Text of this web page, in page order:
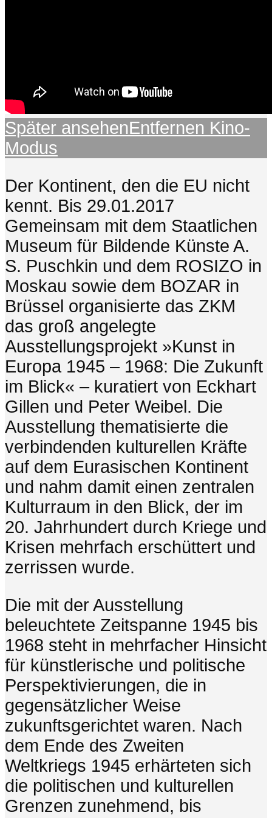
Später ansehenEntfernen Kino-
Modus
Der Kontinent, den die EU nicht
kennt. Bis 29.01.2017
Gemeinsam mit dem Staatlichen
Museum für Bildende Künste A.
S. Puschkin und dem ROSIZO in
Moskau sowie dem BOZAR in
Brüssel organisierte das ZKM
das groß angelegte
Ausstellungsprojekt »Kunst in
Europa 1945 – 1968: Die Zukunft
im Blick« – kuratiert von Eckhart
Gillen und Peter Weibel. Die
Ausstellung thematisierte die
verbindenden kulturellen Kräfte
auf dem Eurasischen Kontinent
und nahm damit einen zentralen
Kulturraum in den Blick, der im
20. Jahrhundert durch Kriege und
Krisen mehrfach erschüttert und
zerrissen wurde.
Die mit der Ausstellung
beleuchtete Zeitspanne 1945 bis
1968 steht in mehrfacher Hinsicht
für künstlerische und politische
Perspektivierungen, die in
gegensätzlicher Weise
zukunftsgerichtet waren. Nach
dem Ende des Zweiten
Weltkriegs 1945 erhärteten sich
die politischen und kulturellen
Grenzen zunehmend, bis